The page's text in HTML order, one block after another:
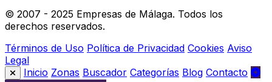
© 2007 - 2025 Empresas de Málaga. Todos los
derechos reservados.
Términos de Uso Política de Privacidad Cookies Aviso
Legal
Inicio Zonas Buscador Categorías Blog Contacto